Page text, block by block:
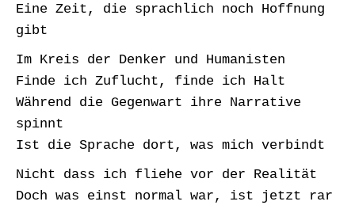
Eine Zeit, die sprachlich noch Hoffnung
gibt
Im Kreis der Denker und Humanisten
Finde ich Zuflucht, finde ich Halt
Während die Gegenwart ihre Narrative
spinnt
Ist die Sprache dort, was mich verbindt
Nicht dass ich fliehe vor der Realität
Doch was einst normal war, ist jetzt rar